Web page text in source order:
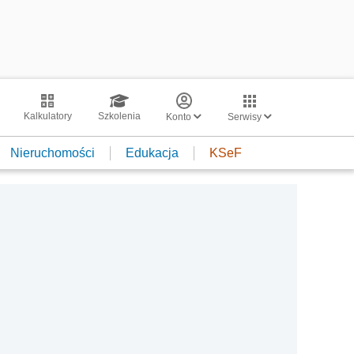
Kalkulatory Szkolenia Konto Serwisy
Nieruchomości Edukacja KSeF